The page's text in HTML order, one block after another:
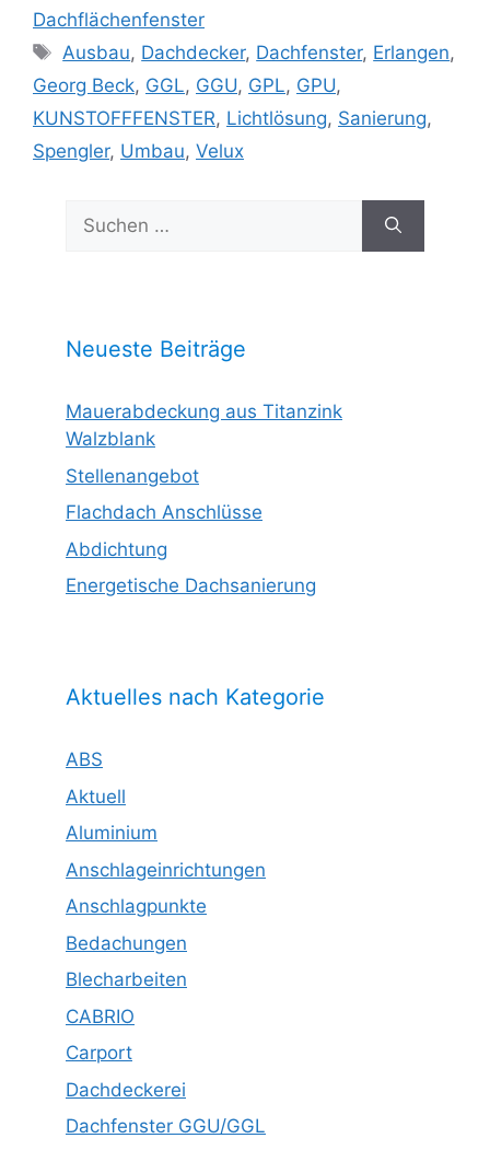
Dachflächenfenster
Schlagwörter
Ausbau, Dachdecker, Dachfenster, Erlangen,
Georg Beck, GGL, GGU, GPL, GPU,
KUNSTOFFFENSTER, Lichtlösung, Sanierung,
Spengler, Umbau, Velux
Suchen
nach:
Neueste Beiträge
Mauerabdeckung aus Titanzink
Walzblank
Stellenangebot
Flachdach Anschlüsse
Abdichtung
Energetische Dachsanierung
Aktuelles nach Kategorie
ABS
Aktuell
Aluminium
Anschlageinrichtungen
Anschlagpunkte
Bedachungen
Blecharbeiten
CABRIO
Carport
Dachdeckerei
Dachfenster GGU/GGL